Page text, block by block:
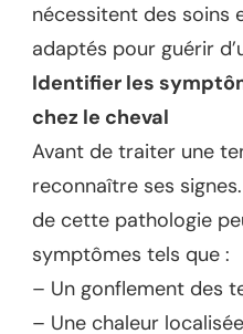
nécessitent des soins
adaptés pour guérir
Identifier les
chez le cheval
Avant de traiter une
reconnaître ses
de cette pathologie
symptômes tels que :
– Un gonflement des
– Une chaleur